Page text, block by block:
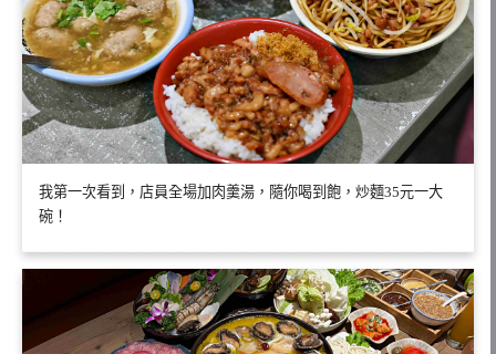
我第一次看到，店員全場加肉羹湯，隨你喝到飽，炒麵35元一大
碗！